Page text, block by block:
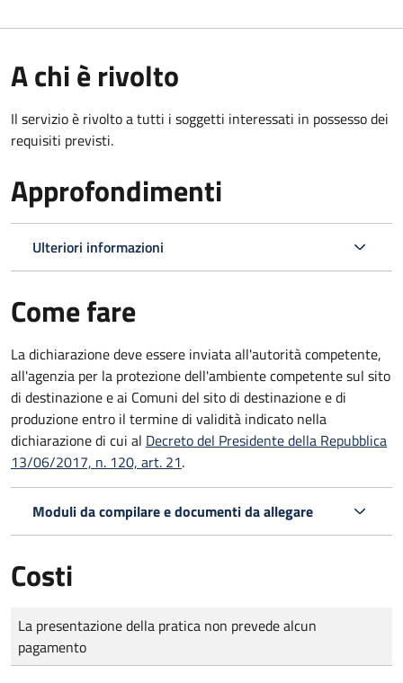
A chi è rivolto
Il servizio è rivolto a tutti i soggetti interessati in possesso dei
requisiti previsti.
Approfondimenti
Ulteriori informazioni
Come fare
La dichiarazione deve essere inviata all'autorità competente,
all'agenzia per la protezione dell'ambiente competente sul sito
di destinazione e ai Comuni del sito di destinazione e di
produzione entro il termine di validità indicato nella
dichiarazione di cui al Decreto del Presidente della Repubblica
13/06/2017, n. 120, art. 21.
Moduli da compilare e documenti da allegare
Costi
Tipo di pagamento
Importo
La presentazione della pratica non prevede alcun
pagamento